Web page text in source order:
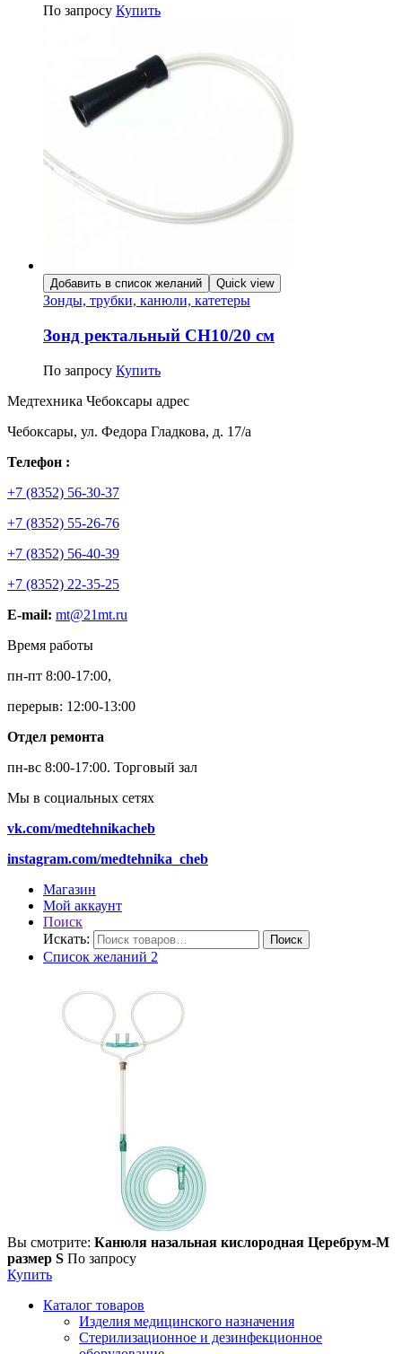
По запросу Купить
Добавить в список желаний Quick view
Зонды, трубки, канюли, катетеры
Зонд ректальный СН10/20 см
По запросу Купить
Медтехника Чебоксары адрес
Чебоксары, ул. Федора Гладкова, д. 17/а
Телефон :
+7 (8352) 56-30-37
+7 (8352) 55-26-76
+7 (8352) 56-40-39
+7 (8352) 22-35-25
E-mail: mt@21mt.ru
Время работы
пн-пт 8:00-17:00,
перерыв: 12:00-13:00
Отдел ремонта
пн-вс 8:00-17:00. Торговый зал
Мы в социальных сетях
vk.com/medtehnikacheb
instagram.com/medtehnika_cheb
Магазин
Мой аккаунт
Поиск
Искать:
Поиск
Список желаний 2
Вы смотрите: Канюля назальная кислородная Церебрум-М
размер S По запросу
Купить
Каталог товаров
Изделия медицинского назначения
Стерилизационное и дезинфекционное